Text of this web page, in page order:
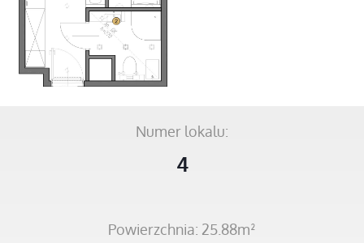
Numer lokalu:
4
Powierzchnia: 25.88m²